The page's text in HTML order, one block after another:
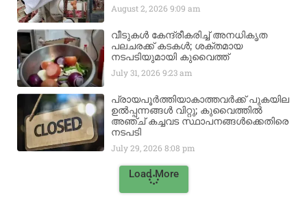
August 2, 20269:09 am
വീടുകൾ കേന്ദ്രീകരിച്ച് അനധികൃത
പലചരക്ക് കടകൾ; ശക്തമായ
നടപടിയുമായി കുവൈത്ത്
July 31, 20269:23 am
പ്രായപൂർത്തിയാകാത്തവർക്ക് പുകയില
ഉൽപ്പന്നങ്ങൾ വിറ്റു; കുവൈത്തിൽ
അഞ്ച് കച്ചവട സ്ഥാപനങ്ങൾക്കെതിരെ
നടപടി
July 29, 20268:08 pm
Load More